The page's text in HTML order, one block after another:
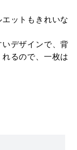
ットもきれいな
デザインで、背
るので、一枚は